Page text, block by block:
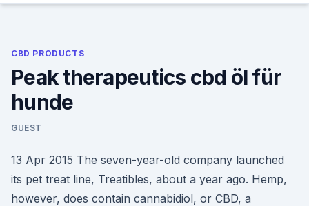
CBD PRODUCTS
Peak therapeutics cbd öl für
hunde
GUEST
13 Apr 2015 The seven-year-old company launched
its pet treat line, Treatibles, about a year ago. Hemp,
however, does contain cannabidiol, or CBD, a